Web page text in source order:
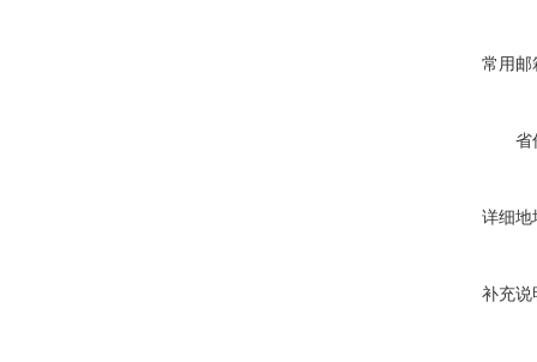
常用邮
省
详细地
补充说